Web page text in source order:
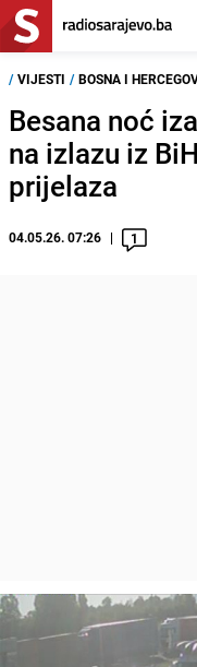
/ VIJESTI / BOSNA I
Besana noć
na izlazu iz
prijelaza
04.05.26. 07:26 1